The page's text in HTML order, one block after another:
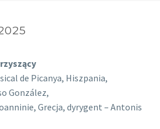
de Picanya, Hiszpania,
González,
Grecja, dyrygent – Antonis